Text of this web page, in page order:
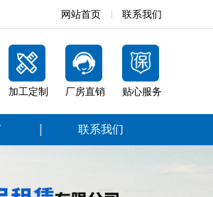
网站首页 联系我们
加工定制 厂房直销 贴心服务
联系我们